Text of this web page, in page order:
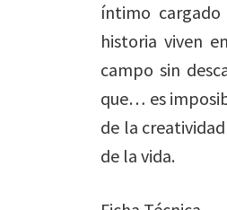
íntimo
historia viven
campo sin
que… es
de la
de la vida.